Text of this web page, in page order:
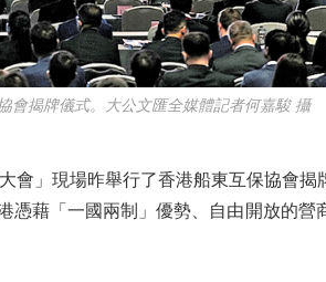
會揭牌儀式。大公文匯全媒體記者何嘉駿 攝
」現場昨舉行了香港船東互保協會揭
藉「一國兩制」優勢、自由開放的